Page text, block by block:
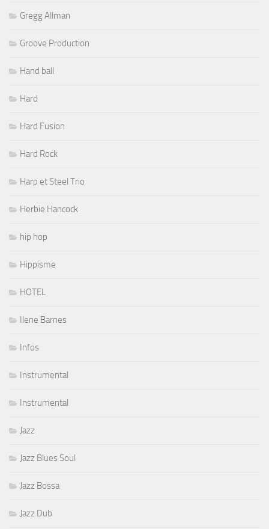
Gregg Allman
Groove Production
Hand ball
Hard
Hard Fusion
Hard Rock
Harp et Steel Trio
Herbie Hancock
hip hop
Hippisme
HOTEL
Ilene Barnes
Infos
Instrumental
Instrumental
Jazz
Jazz Blues Soul
Jazz Bossa
Jazz Dub